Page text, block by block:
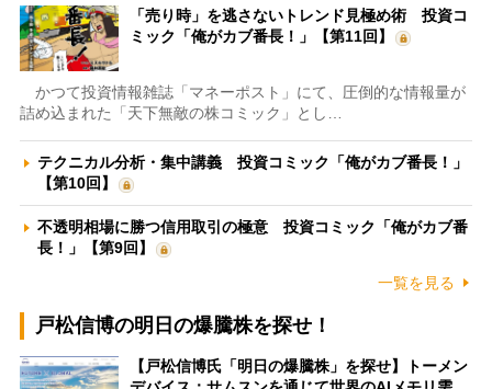
「売り時」を逃さないトレンド見極め術 投資コ
ミック「俺がカブ番長！」【第11回】
かつて投資情報雑誌「マネーポスト」にて、圧倒的な情報量が
詰め込まれた「天下無敵の株コミック」とし…
テクニカル分析・集中講義 投資コミック「俺がカブ番長！」
【第10回】
不透明相場に勝つ信用取引の極意 投資コミック「俺がカブ番
長！」【第9回】
一覧を見る
戸松信博の明日の爆騰株を探せ！
【戸松信博氏「明日の爆騰株」を探せ】トーメン